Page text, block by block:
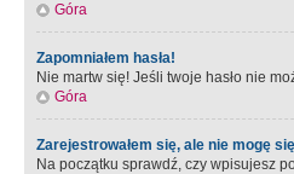
Góra
Zapomniałem hasła!
Nie martw się! Jeśli twoje hasło nie
Góra
Zarejestrowałem się, ale nie mogę
Na początku sprawdź, czy wpisujesz